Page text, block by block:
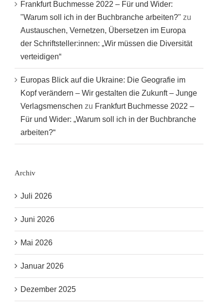
Frankfurt Buchmesse 2022 – Für und Wider:
"Warum soll ich in der Buchbranche arbeiten?" zu
Austauschen, Vernetzen, Übersetzen im Europa
der Schriftsteller:innen: „Wir müssen die Diversität
verteidigen“
Europas Blick auf die Ukraine: Die Geografie im
Kopf verändern – Wir gestalten die Zukunft – Junge
Verlagsmenschen zu Frankfurt Buchmesse 2022 –
Für und Wider: „Warum soll ich in der Buchbranche
arbeiten?“
Archiv
Juli 2026
Juni 2026
Mai 2026
Januar 2026
Dezember 2025